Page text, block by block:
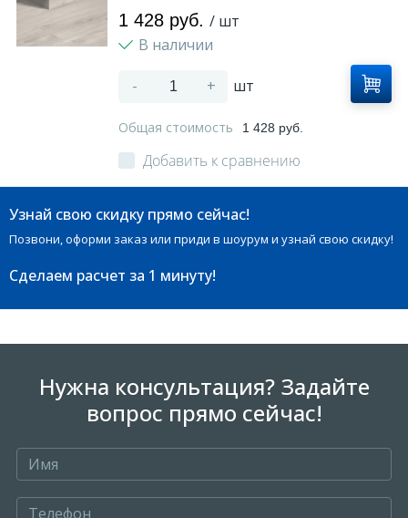
1 428 руб. / шт
В наличии
- + шт
Общая стоимость 1 428 руб.
Добавить к сравнению
Узнай свою скидку прямо сейчас!
Позвони, оформи заказ или приди в шоурум и узнай свою скидку!
Сделаем расчет за 1 минуту!
Нужна консультация? Задайте
вопрос прямо сейчас!